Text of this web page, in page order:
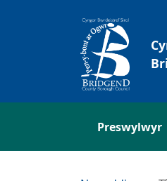
Preswylwyr